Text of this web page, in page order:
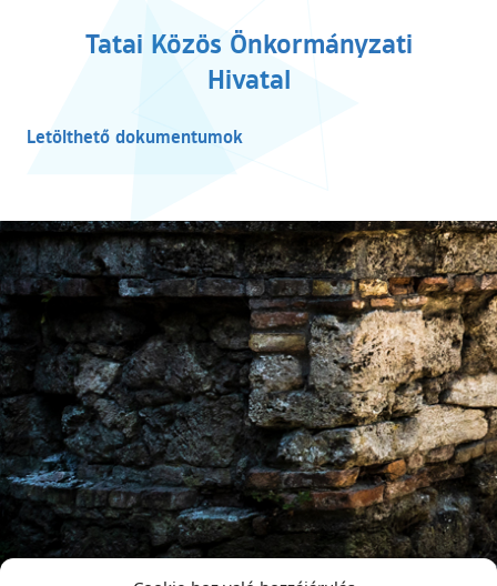
Tatai Közös Önkormányzati
Hivatal
Letölthető dokumentumok